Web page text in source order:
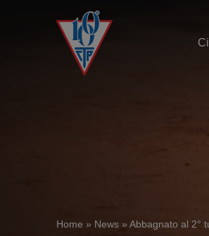
Home » News » Abbagnato al 2°